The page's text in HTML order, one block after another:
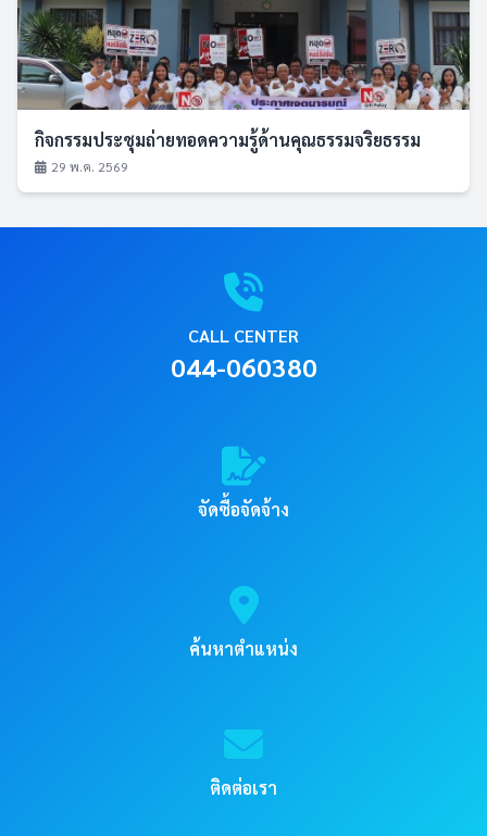
กิจกรรมประชุมถ่ายทอดความรู้ด้านคุณธรรมจริยธรรม
29 พ.ค. 2569
CALL CENTER
044-060380
จัดซื้อจัดจ้าง
ค้นหาตำแหน่ง
ติดต่อเรา